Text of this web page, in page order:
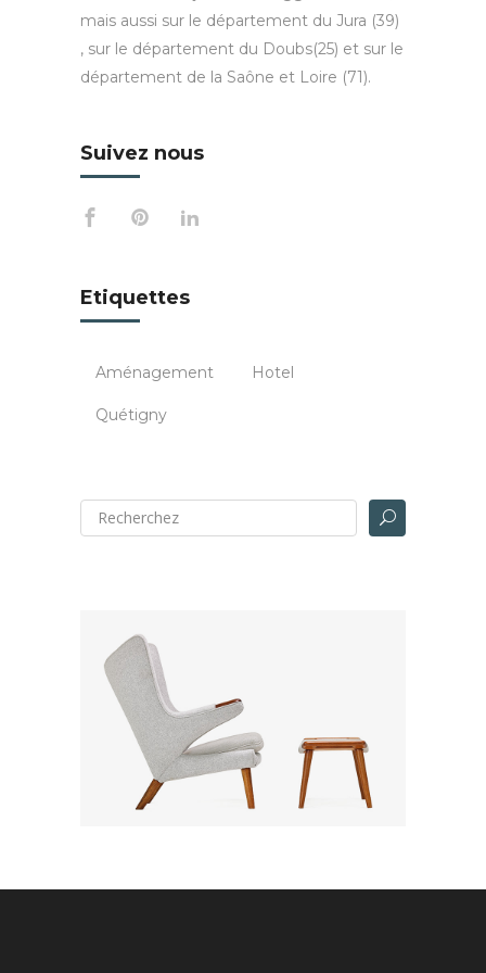
mais aussi sur le département du Jura (39)
, sur le département du Doubs(25) et sur le
département de la Saône et Loire (71).
Suivez nous
Etiquettes
Aménagement Hotel
Quétigny